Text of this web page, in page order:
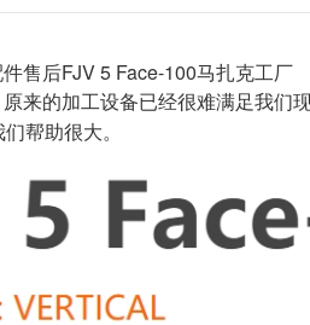
售后FJV 5 Face-100马扎克工厂
来的加工设备已经很难满足我们
帮助很大。